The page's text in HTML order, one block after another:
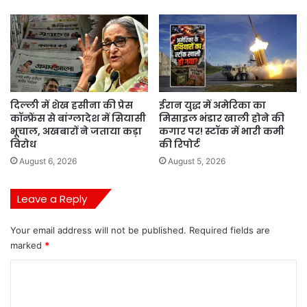
दिल्ली में शेख हसीना की प्रेस
कॉन्फ्रेंस से बांग्लादेश में सियासी
भूचाल, अखबारों ने जताया कड़ा
विरोध
August 6, 2026
ईरान युद्ध में अमेरिका का
मिसाइल भंडार खाली होने की
कगार पर! स्टॉक में भारी कमी
की रिपोर्ट
August 5, 2026
Leave a Reply
Your email address will not be published. Required fields are
marked *